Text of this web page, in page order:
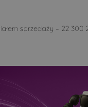
sprzedaży – 22 300